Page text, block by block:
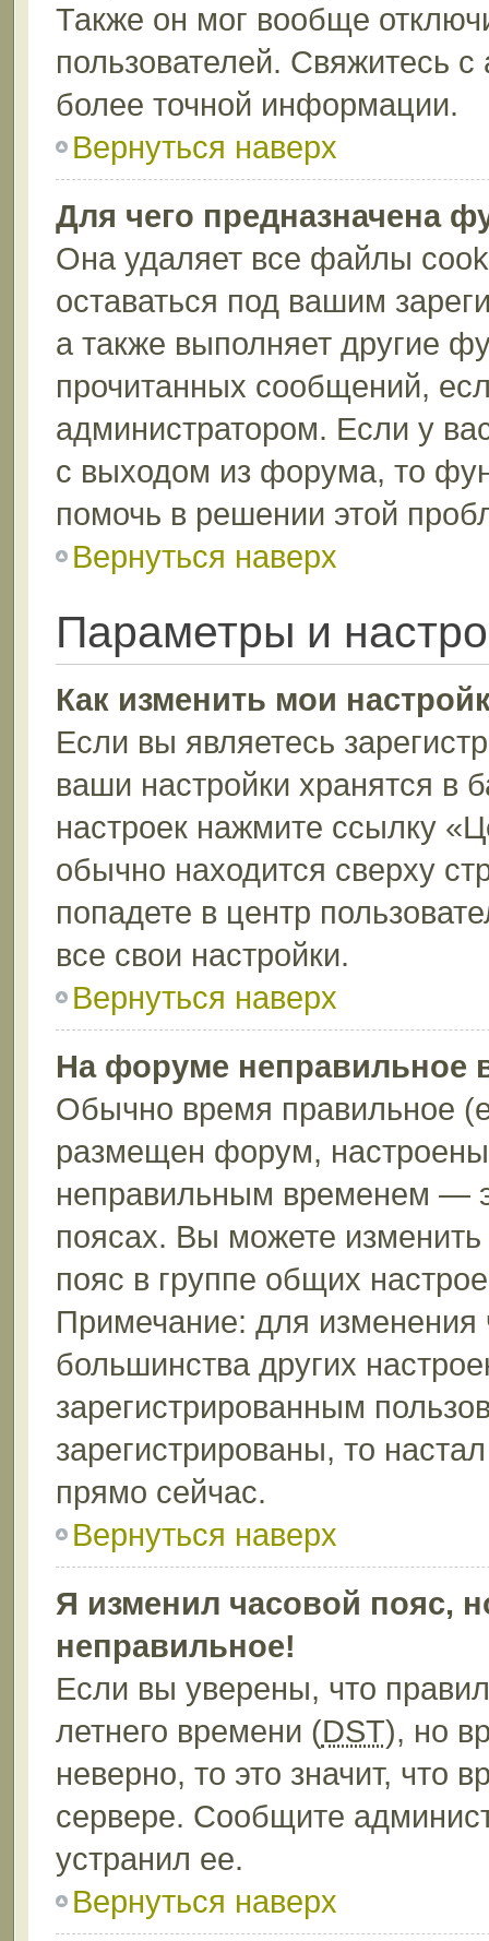
Также он мог вообще
пользователей. Свяжитесь
более точной информации.
Вернуться наверх
Для чего предназначена
Она удаляет все файлы
оставаться под вашим
а также выполняет другие
прочитанных сообщений,
администратором. Если у
с выходом из форума, то
помочь в решении этой
Вернуться наверх
Параметры и
Как изменить мои
Если вы являетесь
ваши настройки хранятся в
настроек нажмите ссылку
обычно находится сверху
попадете в центр
все свои настройки.
Вернуться наверх
На форуме неправильное
Обычно время правильное
размещен форум,
неправильным временем —
поясах. Вы можете
пояс в группе общих
Примечание: для изменения
большинства других
зарегистрированным
зарегистрированы, то
прямо сейчас.
Вернуться наверх
Я изменил часовой пояс,
неправильное!
Если вы уверены, что
летнего времени (DST), но
неверно, то это значит, что
сервере. Сообщите
устранил ее.
Вернуться наверх